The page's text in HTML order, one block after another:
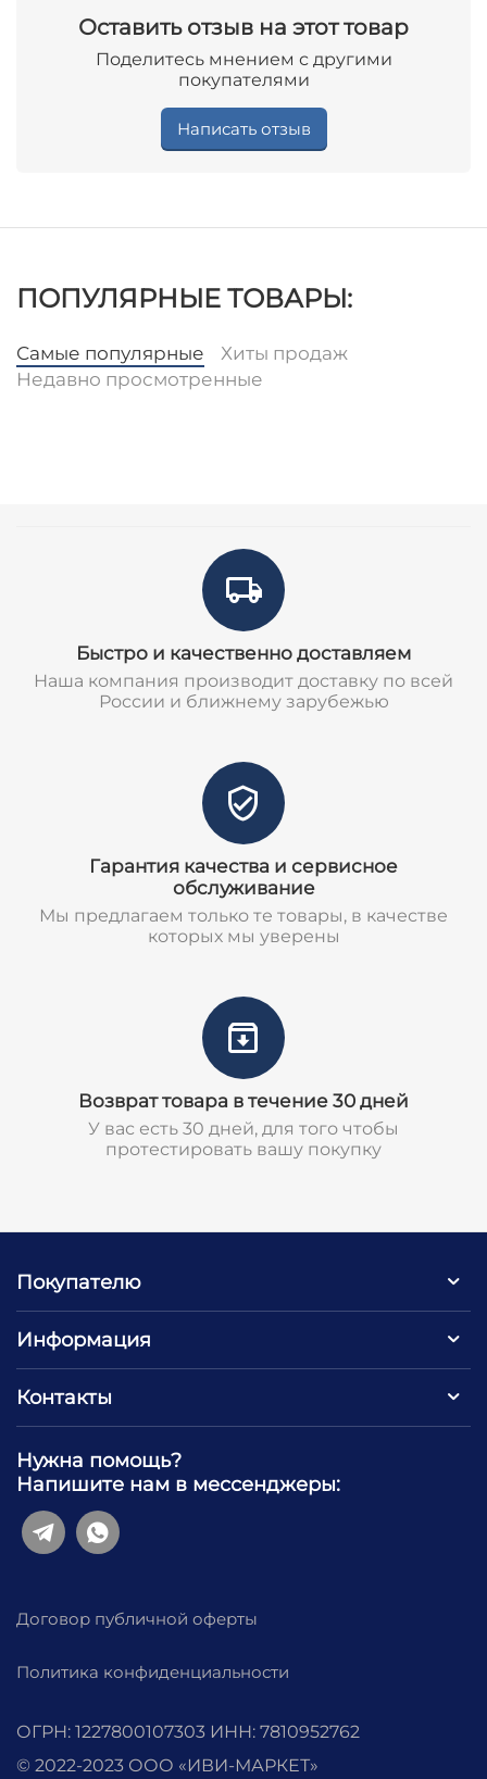
Оставить отзыв на этот товар
Поделитесь мнением с другими
покупателями
Написать отзыв
ПОПУЛЯРНЫЕ ТОВАРЫ:
Самые популярные
Хиты продаж
Недавно просмотренные
Быстро и качественно доставляем
Наша компания производит доставку по всей
России и ближнему зарубежью
Гарантия качества и сервисное
обслуживание
Мы предлагаем только те товары, в качестве
которых мы уверены
Возврат товара в течение 30 дней
У вас есть 30 дней, для того чтобы
протестировать вашу покупку
Покупателю
Информация
Контакты
Нужна помощь?
Напишите нам в мессенджеры:
Договор публичной оферты
Политика конфиденциальности
ОГРН: 1227800107303 ИНН: 7810952762
© 2022-2023 ООО «‎ИВИ-МАРКЕТ»